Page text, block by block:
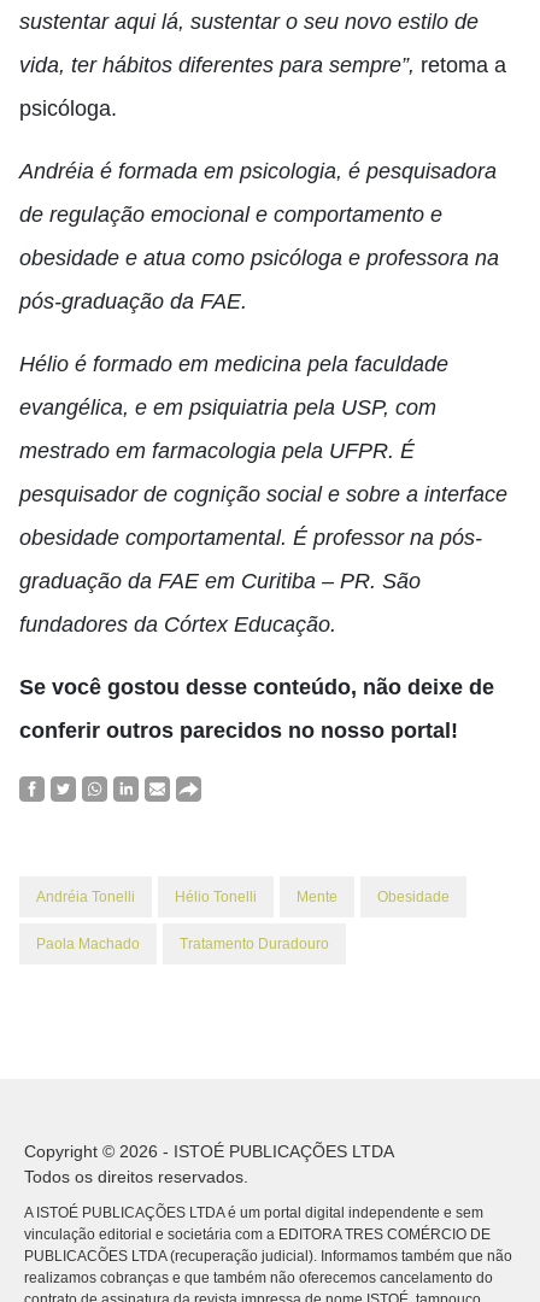
sustentar aqui lá, sustentar o seu novo estilo de
vida, ter hábitos diferentes para sempre”, retoma a
psicóloga.
Andréia é formada em psicologia, é pesquisadora
de regulação emocional e comportamento e
obesidade e atua como psicóloga e professora na
pós-graduação da FAE.
Hélio é formado em medicina pela faculdade
evangélica, e em psiquiatria pela USP, com
mestrado em farmacologia pela UFPR. É
pesquisador de cognição social e sobre a interface
obesidade comportamental. É professor na pós-
graduação da FAE em Curitiba – PR. São
fundadores da Córtex Educação.
Se você gostou desse conteúdo, não deixe de
conferir outros parecidos no nosso portal!
Andréia Tonelli Hélio Tonelli Mente Obesidade
Paola Machado Tratamento Duradouro
Copyright © 2026 - ISTOÉ PUBLICAÇÕES LTDA
Todos os direitos reservados.
A ISTOÉ PUBLICAÇÕES LTDA é um portal digital independente e sem
vinculação editorial e societária com a EDITORA TRES COMÉRCIO DE
PUBLICACÕES LTDA (recuperação judicial). Informamos também que não
realizamos cobranças e que também não oferecemos cancelamento do